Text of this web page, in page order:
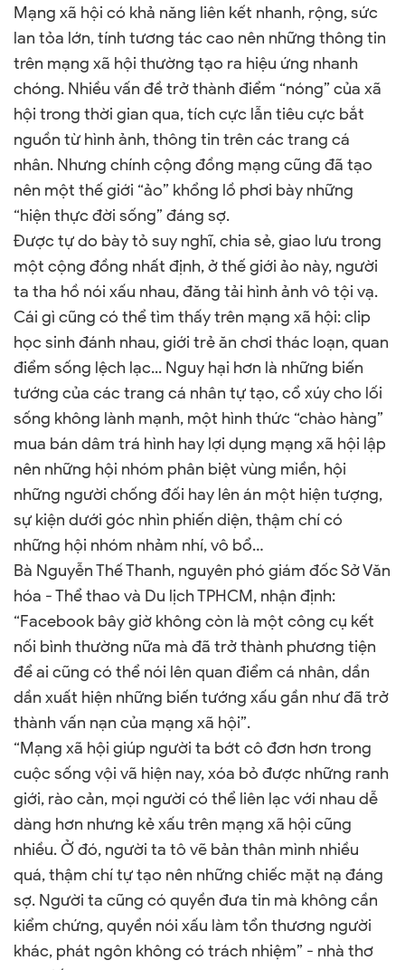
Mạng xã hội có khả năng liên kết nhanh, rộng, sức
lan tỏa lớn, tính tương tác cao nên những thông tin
trên mạng xã hội thường tạo ra hiệu ứng nhanh
chóng. Nhiều vấn đề trở thành điểm “nóng” của xã
hội trong thời gian qua, tích cực lẫn tiêu cực bắt
nguồn từ hình ảnh, thông tin trên các trang cá
nhân. Nhưng chính cộng đồng mạng cũng đã tạo
nên một thế giới “ảo” khổng lồ phơi bày những
“hiện thực đời sống” đáng sợ.
Được tự do bày tỏ suy nghĩ, chia sẻ, giao lưu trong
một cộng đồng nhất định, ở thế giới ảo này, người
ta tha hồ nói xấu nhau, đăng tải hình ảnh vô tội vạ.
Cái gì cũng có thể tìm thấy trên mạng xã hội: clip
học sinh đánh nhau, giới trẻ ăn chơi thác loạn, quan
điểm sống lệch lạc... Nguy hại hơn là những biến
tướng của các trang cá nhân tự tạo, cổ xúy cho lối
sống không lành mạnh, một hình thức “chào hàng”
mua bán dâm trá hình hay lợi dụng mạng xã hội lập
nên những hội nhóm phân biệt vùng miền, hội
những người chống đối hay lên án một hiện tượng,
sự kiện dưới góc nhìn phiến diện, thậm chí có
những hội nhóm nhảm nhí, vô bổ…
Bà Nguyễn Thế Thanh, nguyên phó giám đốc Sở Văn
hóa - Thể thao và Du lịch TPHCM, nhận định:
“Facebook bây giờ không còn là một công cụ kết
nối bình thường nữa mà đã trở thành phương tiện
để ai cũng có thể nói lên quan điểm cá nhân, dần
dần xuất hiện những biến tướng xấu gần như đã trở
thành vấn nạn của mạng xã hội”.
“Mạng xã hội giúp người ta bớt cô đơn hơn trong
cuộc sống vội vã hiện nay, xóa bỏ được những ranh
giới, rào cản, mọi người có thể liên lạc với nhau dễ
dàng hơn nhưng kẻ xấu trên mạng xã hội cũng
nhiều. Ở đó, người ta tô vẽ bản thân mình nhiều
quá, thậm chí tự tạo nên những chiếc mặt nạ đáng
sợ. Người ta cũng có quyền đưa tin mà không cần
kiểm chứng, quyền nói xấu làm tổn thương người
khác, phát ngôn không có trách nhiệm” - nhà thơ